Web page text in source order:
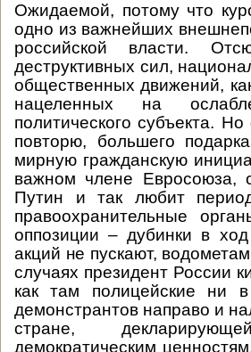
Ожидаемой, потому что
одно из важнейших
российской власти.
деструктивных сил,
общественных движений,
нацеленных на
политического субъекта.
повторю, большего
мирную гражданскую
важном члене Евросоюза,
Путин и так любит
правоохранительные
оппозиции – дубинки в
акций не пускают,
случаях президент России
как там полицейские ни
демонстрантов направо и
стране,
демократическим